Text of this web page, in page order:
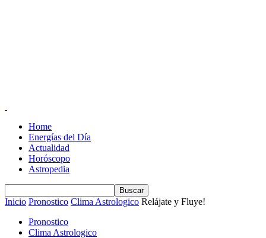
Home
Energías del Día
Actualidad
Horóscopo
Astropedia
Inicio Pronostico Clima Astrologico Relájate y Fluye!
Pronostico
Clima Astrologico